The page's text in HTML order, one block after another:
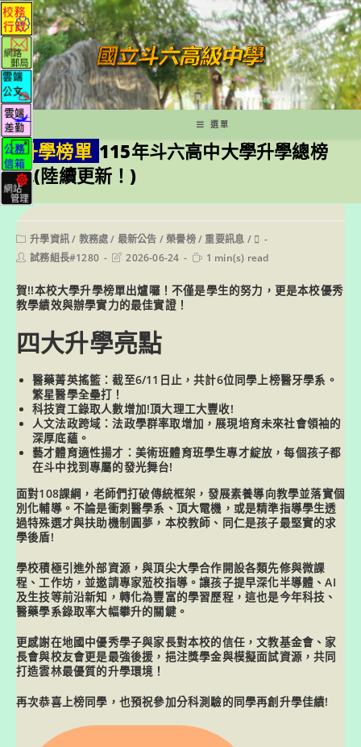
跳
轉
至
主
要
內
容
選單
升學榜單 115年斗六高中大學升學總榜
單(陸續更新！)
Post
category:
升學資訊/ 教務處 / 最新公告 /榮譽榜/ 重要訊息 / 𞮿
Post試務組長#1280
Post
modified:
2026-06-24
Reading
1 min(s) read
賀!!本校大學升學榜單出爐囉！不僅是學生的努力，更是本校優秀
教學績效與辦學實力的最佳實證！
四大升學亮點
醫藥菁英搖籃 ：截至6/11日止，共計6位同學上榜醫牙學系。
繁星醫學全壘打！
科技資工錄取人數增加!頂大理工大豐收!
人文法政跨域 ：法政學群率取增加，展現培育未來社會領袖的
深厚底蘊。
藝才體育適性揚才 ：美術班體育班學生專才綻放，每個孩子都
在斗中找到專屬的發光舞台!
面對108課綱，老師們打破傳統框架，發展素養導向教學並落實個
別化輔導。不論是衝刺醫學系、頂大電機，或是精準指導學生透
過特殊選才與扶助機制圓夢，本校教師、同仁是孩子最堅實的求
學後盾!
學校積極引進外部資源 ，與頂尖大學合作開設各類先修與微課
程、工作坊，並邀請專家蒞校指導。讓孩子提早深化半導體、AI
及生技等前沿新知，轉化為豐富的學習歷程，這也是今年科技、
醫藥學系錄取率大幅攀升的關鍵。
更感謝在地國中優秀學子與家長對本校的信任，文教基金會、家
長會與校友會更是最強後援，挹注獎學金與模擬面試資源，共同
打造雲林最優質的升學環境！
再次恭喜上榜同學，也預祝參加分科測驗的同學再創升學佳績!